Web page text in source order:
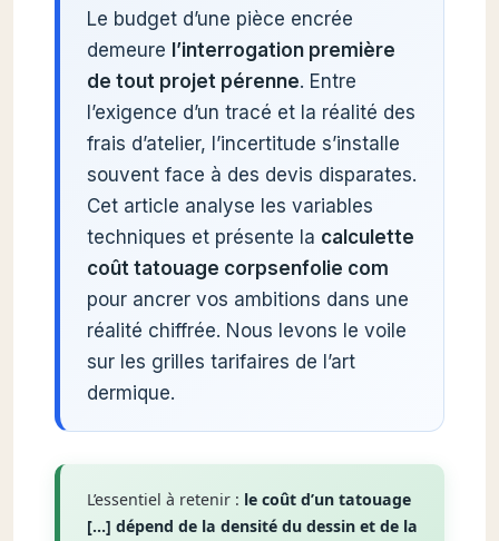
Le budget d’une pièce encrée
demeure l’interrogation première
de tout projet pérenne. Entre
l’exigence d’un tracé et la réalité des
frais d’atelier, l’incertitude s’installe
souvent face à des devis disparates.
Cet article analyse les variables
techniques et présente la calculette
coût tatouage corpsenfolie com
pour ancrer vos ambitions dans une
réalité chiffrée. Nous levons le voile
sur les grilles tarifaires de l’art
dermique.
L’essentiel à retenir : le coût d’un tatouage
[…] dépend de la densité du dessin et de la